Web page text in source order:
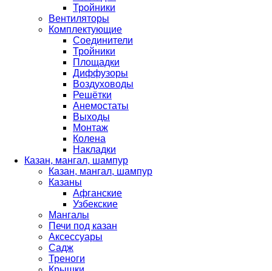
Тройники
Вентиляторы
Комплектующие
Соединители
Тройники
Площадки
Диффузоры
Воздуховоды
Решётки
Анемостаты
Выходы
Монтаж
Колена
Накладки
Казан, мангал, шампур
Казан, мангал, шампур
Казаны
Афганские
Узбекские
Мангалы
Печи под казан
Аксессуары
Садж
Треноги